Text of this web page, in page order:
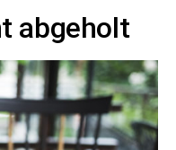
abgeholt